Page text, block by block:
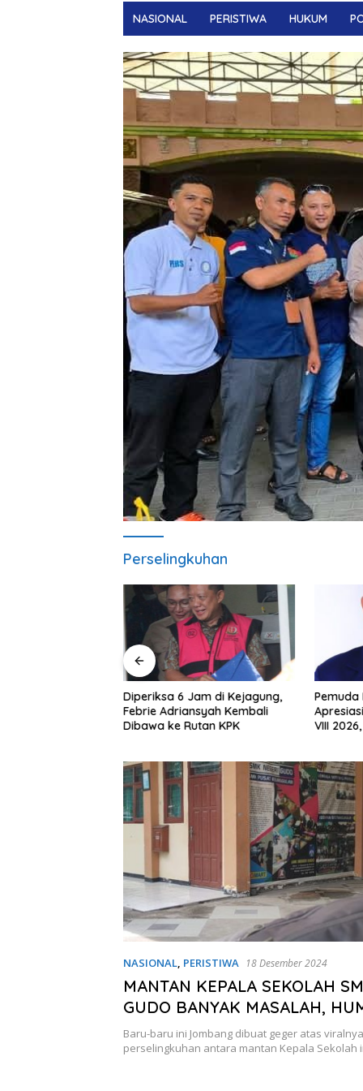
NASIONAL PERISTIWA HUKUM
Perselingkuhan
Diperiksa 6 Jam di Kejagung,
Febrie Adriansyah Kembali
Dibawa ke Rutan KPK
Pemuda
VIII
NASIONAL, PERISTIWA 18 Desember 2024
MANTAN KEPALA SEKOLAH
GUDO BANYAK MASALAH,
SEKOLAH: RANAH PRIBADI,
KURANG TAHU
Baru-baru ini Jombang dibuat geger atas
perselingkuhan antara mantan Kepala Sekolah